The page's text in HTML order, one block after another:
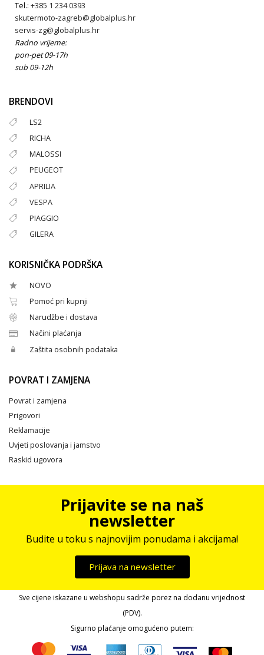
Tel.: +385 1 234 0393
skutermoto-zagreb@globalplus.hr
servis-zg@globalplus.hr
Radno vrijeme:
pon-pet 09-17h
sub 09-12h
BRENDOVI
LS2
RICHA
MALOSSI
PEUGEOT
APRILIA
VESPA
PIAGGIO
GILERA
KORISNIČKA PODRŠKA
NOVO
Pomoć pri kupnji
Narudžbe i dostava
Načini plaćanja
Zaštita osobnih podataka
POVRAT I ZAMJENA
Povrat i zamjena
Prigovori
Reklamacije
Uvjeti poslovanja i jamstvo
Raskid ugovora
Prijavite se na naš
newsletter
Budite u toku s najnovijim ponudama i akcijama!
Prijava na newsletter
Sve cijene iskazane u webshopu sadrže porez na dodanu vrijednost
(PDV).
Sigurno plaćanje omogućeno putem: